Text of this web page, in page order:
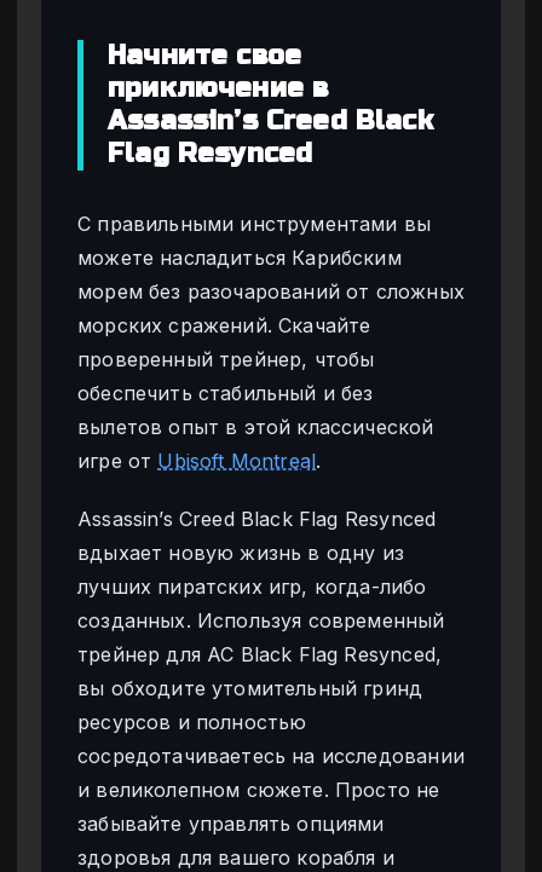
Начните свое
приключение в
Assassin’s Creed Black
Flag Resynced
С правильными инструментами вы
можете насладиться Карибским
морем без разочарований от сложных
морских сражений. Скачайте
проверенный трейнер, чтобы
обеспечить стабильный и без
вылетов опыт в этой классической
игре от Ubisoft Montreal.
Assassin’s Creed Black Flag Resynced
вдыхает новую жизнь в одну из
лучших пиратских игр, когда-либо
созданных. Используя современный
трейнер для AC Black Flag Resynced,
вы обходите утомительный гринд
ресурсов и полностью
сосредотачиваетесь на исследовании
и великолепном сюжете. Просто не
забывайте управлять опциями
здоровья для вашего корабля и